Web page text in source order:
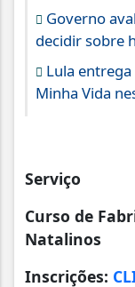
Governo
decidir sobre
Lula
Minha Vida
Serviço
Curso de
Natalinos
Inscrições: